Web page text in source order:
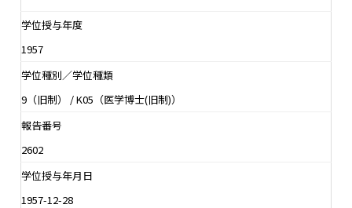
学位授与年度
1957
学位種別／学位種類
9（旧制） / K05（医学博士(旧制)）
報告番号
2602
学位授与年月日
1957-12-28